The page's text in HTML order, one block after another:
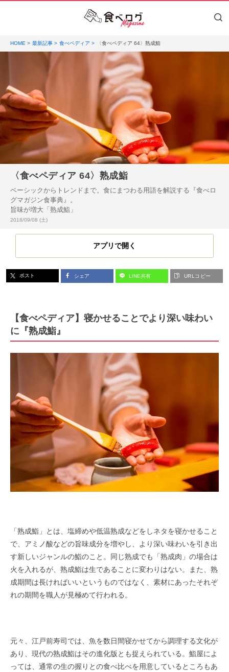
HOME 最新記事 食べペディア 〈食べペディア 64〉熟成鮨
〈食べペディア 64〉熟成鮨
ベーシックからトレンドまで。食にまつわる用語を解説する『食べロ
グマガジン食事典』。
旨味が増大「熟成鮨」
投稿日:
2018/09/08 (土)
アプリで開く
ポスト シェア LINE共有 URLコピー
【食べペディア】寝かせることでより深い味わい
に『熟成鮨』
「熟成鮨」とは、塩締めや低温熟成などをしネタを寝かせること
で、アミノ酸などの旨味成分を増やし、より深い味わいを引き出
す新しいジャンルの鮨のこと。同じ熟成でも「熟成肉」の場合は
火を入れるが、熟成鮨は生であることに変わりはない。また、熟
成期間は長ければいいというものではなく、素材にあったそれぞ
れの期間を職人が見極めて行われる。
元々、江戸前寿司では、魚を数日間寝かせてから調理する文化が
あり、現代の熟成鮨はその進化版とも捉えられている。鮨屋によ
っては、通常の生の握りとの食べ比べを用意しているところもあ